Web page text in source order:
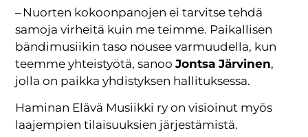
– Nuorten kokoonpanojen ei tarvitse tehdä
samoja virheitä kuin me teimme. Paikallisen
bändimusiikin taso nousee varmuudella, kun
teemme yhteistyötä, sanooJontsa Järvinen,
jolla on paikka yhdistyksen hallituksessa.
Haminan Elävä Musiikki ry on visioinut myös
laajempien tilaisuuksien järjestämistä.